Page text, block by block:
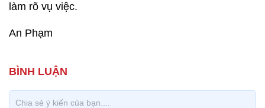
làm rõ vụ việc.
An Phạm